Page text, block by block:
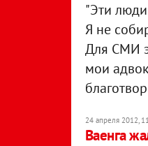
"Эти люди
Я не
Для СМИ
мои
24 апреля 2012,
Ваенга